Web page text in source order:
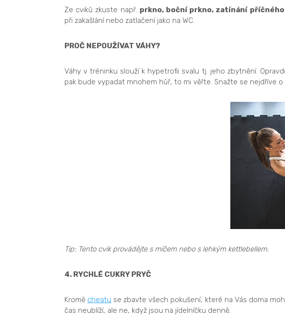
Ze cviků zkuste např. prkno, boční prkno, zatínání
při zakašlání nebo zatlačení jako na WC.
PROČ NEPOUŽÍVAT VÁHY?
Váhy v tréninku slouží k hypetrofii svalu tj. jeho zbytnění.
pak bude vypadat mnohem hůř, to mi věřte. Snažte se nejdříve
Tip: Tento cvik provádějte s míčem nebo s lehkým kettlebellem.
4. RYCHLÉ CUKRY PRYČ
Kromě cheatu se zbavte všech pokušení, které na Vás doma
čas neublíží, ale ne, když jsou na jídelníčku denně.